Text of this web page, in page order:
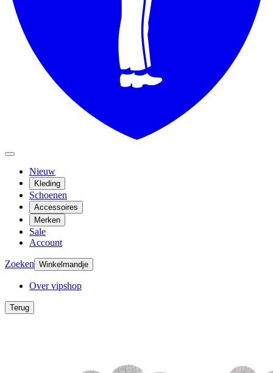
Nieuw
Kleding
Schoenen
Accessoires
Merken
Sale
Account
Zoeken Winkelmandje
Over vipshop
Terug